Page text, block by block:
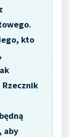
kto
aby